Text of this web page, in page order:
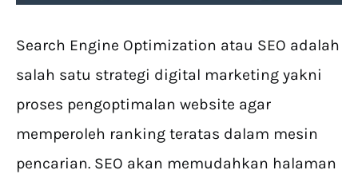
Search Engine Optimization atau SEO adalah
salah satu strategi digital marketing yakni
proses pengoptimalan website agar
memperoleh ranking teratas dalam mesin
pencarian. SEO akan memudahkan halaman